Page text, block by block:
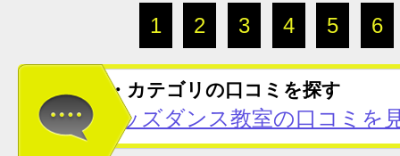
1 2 3 4 5 6
この地域・カテゴリの口コミを探す
全国のキッズダンス教室の口コミを